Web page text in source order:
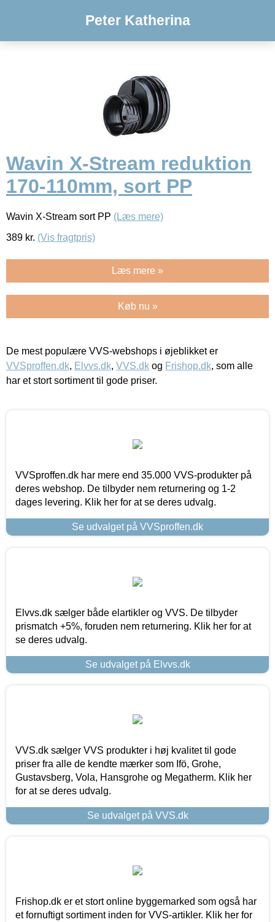
Peter Katherina
Wavin X-Stream reduktion
170-110mm, sort PP
Wavin X-Stream sort PP (Læs mere)
389 kr. (Vis fragtpris)
Læs mere »
Køb nu »
De mest populære VVS-webshops i øjeblikket er
VVSproffen.dk, Elvvs.dk, VVS.dk og Frishop.dk, som alle
har et stort sortiment til gode priser.
VVSproffen.dk har mere end 35.000 VVS-produkter på
deres webshop. De tilbyder nem returnering og 1-2
dages levering. Klik her for at se deres udvalg.
Se udvalget på VVSproffen.dk
Elvvs.dk sælger både elartikler og VVS. De tilbyder
prismatch +5%, foruden nem returnering. Klik her for at
se deres udvalg.
Se udvalget på Elvvs.dk
VVS.dk sælger VVS produkter i høj kvalitet til gode
priser fra alle de kendte mærker som Ifö, Grohe,
Gustavsberg, Vola, Hansgrohe og Megatherm. Klik her
for at se deres udvalg.
Se udvalget på VVS.dk
Frishop.dk er et stort online byggemarked som også har
et fornuftigt sortiment inden for VVS-artikler. Klik her for